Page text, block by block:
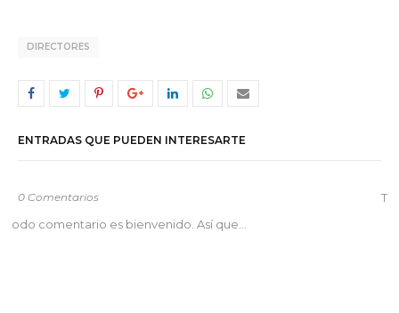
DIRECTORES
ENTRADAS QUE PUEDEN INTERESARTE
0 Comentarios
T
odo comentario es bienvenido. Así que...